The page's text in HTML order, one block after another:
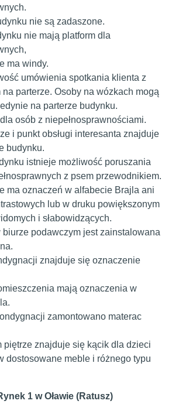
nie są zadaszone.
nie mają platform dla
ma windy.
umówienia spotkania klienta z
parterze. Osoby na wózkach mogą
na parterze budynku.
osób z niepełnosprawnościami.
i punkt obsługi interesanta znajduje
budynku.
istnieje możliwość poruszania
z psem przewodnikiem.
ma oznaczeń w alfabecie Brajla ani
lub w druku powiększonym
i słabowidzących.
biurze podawczym jest zainstalowana
znajduje się oznaczenie
mają oznaczenia w
zamontowano materac
piętrze znajduje się kącik dla dzieci
dostosowane meble i różnego typu
1 w Oławie (Ratusz)